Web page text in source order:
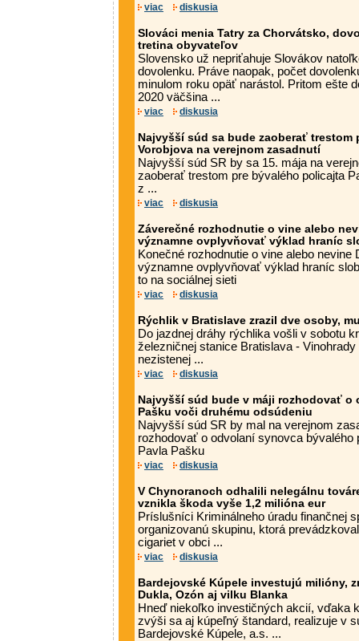
viac diskusia
Slováci menia Tatry za Chorvátsko,
tretina obyvateľov
Slovensko už nepriťahuje Slovákov
dovolenku. Práve naopak, počet
minulom roku opäť narástol. Pritom ešte
2020 väčšina ...
viac diskusia
Najvyšší súd sa bude zaoberať trestom
Vorobjova na verejnom zasadnutí
Najvyšší súd SR by sa 15. mája na
zaoberať trestom pre bývalého policajta
z ...
viac diskusia
Záverečné rozhodnutie o vine alebo
významne ovplyvňovať výklad hraníc
Konečné rozhodnutie o vine alebo nevine
významne ovplyvňovať výklad hraníc
to na sociálnej sieti
viac diskusia
Rýchlik v Bratislave zrazil dve osoby,
Do jazdnej dráhy rýchlika vošli v sobotu
železničnej stanice Bratislava -
nezistenej ...
viac diskusia
Najvyšší súd bude v máji rozhodovať o
Pašku voči druhému odsúdeniu
Najvyšší súd SR by mal na verejnom
rozhodovať o odvolaní synovca bývalého
Pavla Pašku
viac diskusia
V Chynoranoch odhalili nelegálnu
vznikla škoda vyše 1,2 milióna eur
Príslušníci Kriminálneho úradu finančnej
organizovanú skupinu, ktorá
cigariet v obci ...
viac diskusia
Bardejovské Kúpele investujú milióny,
Dukla, Ozón aj vilku Blanka
Hneď niekoľko investičných akcií, vďaka
zvýši sa aj kúpeľný štandard, realizuje v
Bardejovské Kúpele, a.s. ...